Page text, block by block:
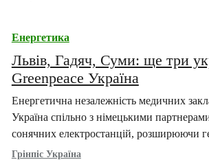
Енергетика
Львів, Гадяч, Суми: ще три
Greenpeace Україна
Енергетична незалежність медичних
Україна спільно з німецькими
сонячних електростанцій, розширюючи
Грінпіс Україна